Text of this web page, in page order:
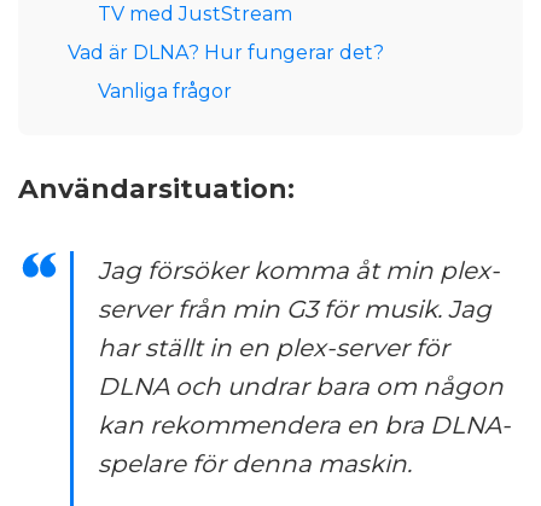
TV med JustStream
Vad är DLNA? Hur fungerar det?
Vanliga frågor
Användarsituation:
Jag försöker komma åt min plex-
server från min G3 för musik. Jag
har ställt in en plex-server för
DLNA och undrar bara om någon
kan rekommendera en bra DLNA-
spelare för denna maskin.